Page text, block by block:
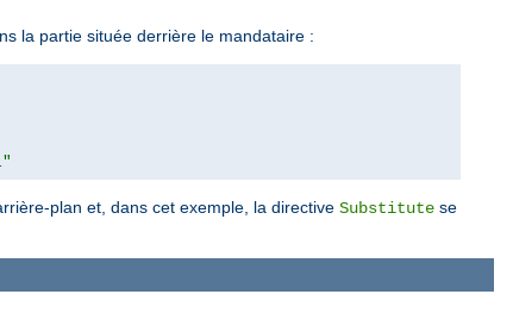
la partie située derrière le mandataire :
plan et, dans cet exemple, la directive Substitute se